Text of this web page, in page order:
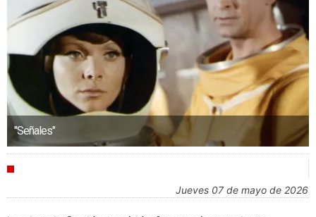
"Señales"
jueves 07 de mayo de 2026